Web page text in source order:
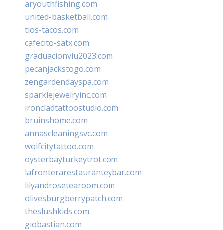
aryouthfishing.com
united-basketball.com
tios-tacos.com
cafecito-satx.com
graduacionviu2023.com
pecanjackstogo.com
zengardendayspa.com
sparklejewelryinc.com
ironcladtattoostudio.com
bruinshome.com
annascleaningsvc.com
wolfcitytattoo.com
oysterbayturkeytrot.com
lafronterarestauranteybar.com
lilyandrosetearoom.com
olivesburgberrypatch.com
theslushkids.com
giobastian.com